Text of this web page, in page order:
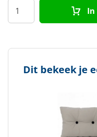
Dit bekeek je